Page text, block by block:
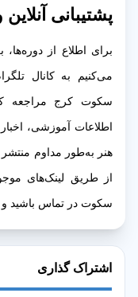
پشتیبانی
برای اطلاع از دوره‌ها،
می‌کنیم به کانال
سکوت کرج مراجعه
اطلاعات آموزشی،
هنر به‌طور مداوم
از طریق لینک‌های
سکوت در تماس باشید و
اشتراک گذاری